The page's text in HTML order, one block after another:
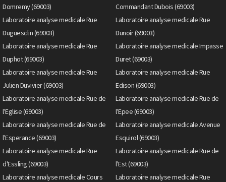
Domremy (69003)
Commandant Dubois (69003)
Laboratoire analyse medicale Rue
Duguesclin (69003)
Laboratoire analyse medicale Rue
Dunoir (69003)
Laboratoire analyse medicale Rue
Duphot (69003)
Laboratoire analyse medicale Impasse
Duret (69003)
Laboratoire analyse medicale Rue
Julien Duvivier (69003)
Laboratoire analyse medicale Rue
Edison (69003)
Laboratoire analyse medicale Rue de
l'Eglise (69003)
Laboratoire analyse medicale Rue de
l'Epee (69003)
Laboratoire analyse medicale Rue de
l'Esperance (69003)
Laboratoire analyse medicale Avenue
Esquirol (69003)
Laboratoire analyse medicale Rue
d'Essling (69003)
Laboratoire analyse medicale Rue de
l'Est (69003)
Laboratoire analyse medicale Cours
Laboratoire analyse medicale Rue